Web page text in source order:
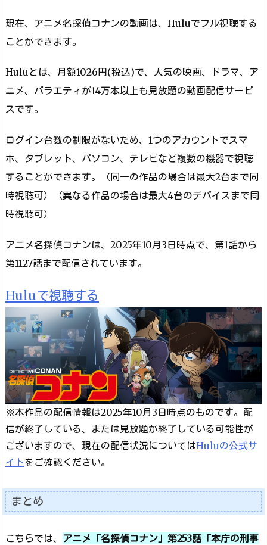
現在、アニメ名探偵コナンの動画は、Huluでフル視聴する
ことができます。
Huluとは、月額1026円(税込)で、人気の映画、ドラマ、ア
ニメ、バラエティが14万本以上も見放題の動画配信サービ
スです。
ログイン台数の制限がないため、1つのアカウントでスマ
ホ、タブレット、パソコン、テレビなど複数の機器で視聴
することができます。（同一の作品の場合は最大2台まで同
時視聴可）（異なる作品の場合は最大4台のデバイスまで同
時視聴可）
アニメ名探偵コナンは、2025年10月3日時点で、第1話から
第1127話まで配信されています。
Huluで視聴する
※本作品の配信情報は2025年10月3日時点のものです。配
信が終了している、または見放題が終了している可能性が
ございますので、現在の配信状況についてはHuluの公式サ
イトをご確認ください。
まとめ
こちらでは、 アニメ「名探偵コナン」第253話「本庁の刑事